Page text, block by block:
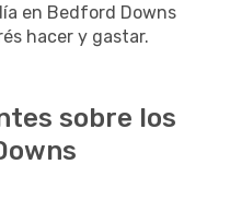
en Bedford Downs
hacer y gastar.
sobre los